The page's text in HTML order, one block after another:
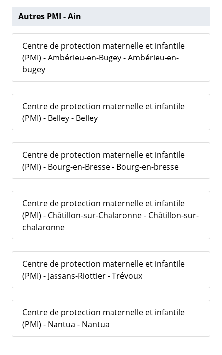
Autres PMI - Ain
Centre de protection maternelle et infantile
(PMI) - Ambérieu-en-Bugey - Ambérieu-en-
bugey
Centre de protection maternelle et infantile
(PMI) - Belley - Belley
Centre de protection maternelle et infantile
(PMI) - Bourg-en-Bresse - Bourg-en-bresse
Centre de protection maternelle et infantile
(PMI) - Châtillon-sur-Chalaronne - Châtillon-sur-
chalaronne
Centre de protection maternelle et infantile
(PMI) - Jassans-Riottier - Trévoux
Centre de protection maternelle et infantile
(PMI) - Nantua - Nantua